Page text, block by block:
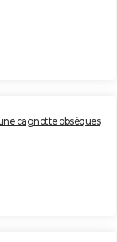
cagnotte obsèques